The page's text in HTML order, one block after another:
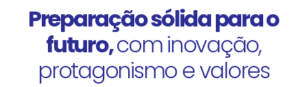
Preparação sólida para o
futuro,com inovação,
protagonismo e valores